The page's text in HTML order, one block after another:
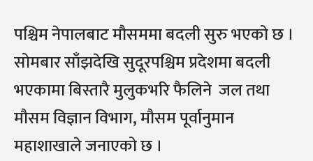
पश्चिम नेपालबाट मौसममा बदली सुरु भएको छ ।
सोमबार साँझदेखि सुदूरपश्चिम प्रदेशमा बदली
भएकामा बिस्तारै मुलुकभरि फैलिने जल तथा
मौसम विज्ञान विभाग, मौसम पूर्वानुमान
महाशाखाले जनाएको छ ।